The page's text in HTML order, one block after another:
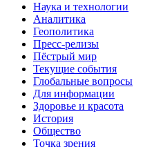
Наука и технологии
Аналитика
Геополитика
Пресс-релизы
Пёстрый мир
Текущие события
Глобальные вопросы
Для информации
Здоровье и красота
История
Общество
Точка зрения